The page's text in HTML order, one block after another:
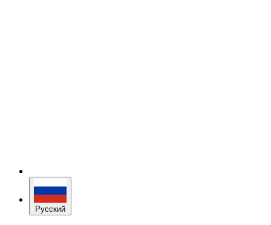
Русский